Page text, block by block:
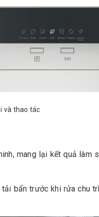
và thao tác
mang lại kết quả làm
bẩn trước khi rửa chu